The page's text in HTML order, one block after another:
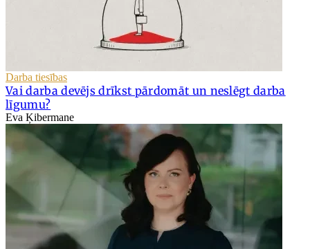
Darba tiesības
Vai darba devējs drīkst pārdomāt un neslēgt darba
līgumu?
Eva Ķibermane